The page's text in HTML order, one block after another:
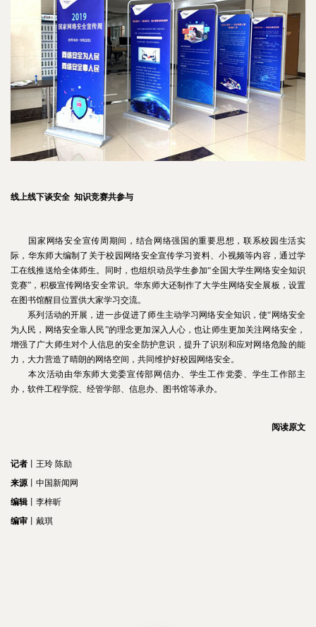
线上线下谈安全 知识竞赛共参与
国家网络安全宣传周期间，结合网络强国的重要思想，联系校园生活实
际，华东师大编制了关于校园网络安全宣传学习资料、小视频等内容，通过学
工在线推送给全体师生。同时，也组织动员学生参加“全国大学生网络安全知识
竞赛”，积极宣传网络安全常识。华东师大还制作了大学生网络安全展板，设置
在图书馆醒目位置供大家学习交流。
系列活动的开展，进一步促进了师生主动学习网络安全知识，使“网络安全
为人民，网络安全靠人民”的理念更加深入人心，也让师生更加关注网络安全，
增强了广大师生对个人信息的安全防护意识，提升了识别和应对网络危险的能
力，大力营造了晴朗的网络空间，共同维护好校园网络安全。
本次活动由华东师大党委宣传部网信办、学生工作党委、学生工作部主
办，软件工程学院、经管学部、信息办、图书馆等承办。
阅读原文
记者 丨王玲 陈励
来源丨中国新闻网
编辑 丨李梓昕
编审 丨戴琪